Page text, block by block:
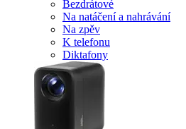
Bezdrátové
Na natáčení a nahrávání
Na zpěv
K telefonu
Diktafony